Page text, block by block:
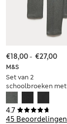
4.7
45 Beoordelingen
M&S
Set van 2
schoolbroeken met
skinny pijpen voor
jongens (2-18 jaar)
€18,00- €27,00